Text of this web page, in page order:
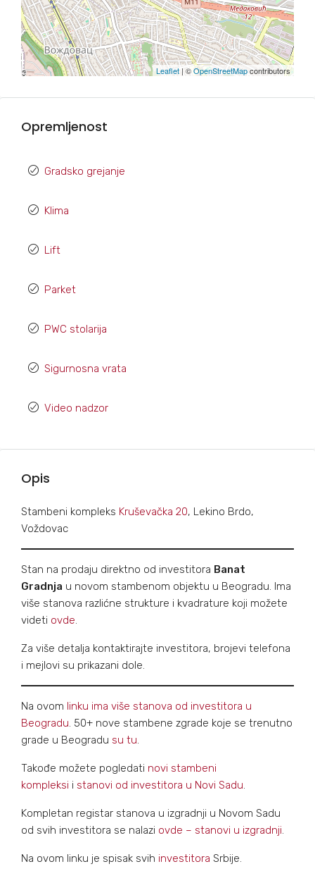
Leaflet | ©OpenStreetMapcontributors
Opremljenost
Gradsko grejanje
Klima
Lift
Parket
PWC stolarija
Sigurnosna vrata
Video nadzor
Opis
Stambeni kompleks Kruševačka 20, Lekino Brdo,
Voždovac
Stan na prodaju direktno od investitora Banat
Gradnja u novom stambenom objektu u Beogradu. Ima
više stanova razlićne strukture i kvadrature koji možete
videti ovde.
Za više detalja kontaktirajte investitora, brojevi telefona
i mejlovi su prikazani dole.
Na ovom linku ima više stanova od investitora u
Beogradu. 50+ nove stambene zgrade koje se trenutno
grade u Beogradu su tu.
Takođe možete pogledati novi stambeni
kompleksi i stanovi od investitora u Novi Sadu.
Kompletan registar stanova u izgradnji u Novom Sadu
od svih investitora se nalazi ovde – stanovi u izgradnji.
Na ovom linku je spisak svih investitora Srbije.